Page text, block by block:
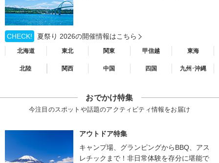
CHECK! 夏祭り 2026の開催情報はこちら
北海道 東北 関東 甲信越 東海
北陸 関西 中国 四国 九州･沖縄
おでかけ特集
今注目のスポットや話題のアクティビティ情報をお届け
アウトドア特集
キャンプ場、グランピングからBBQ、アス
レチックまで！非日常体験を存分に堪能で